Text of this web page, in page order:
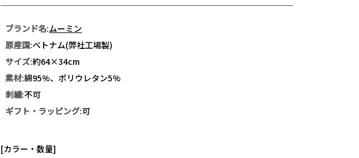
ブランド名:ムーミン
原産国:ベトナム(弊社工場製)
サイズ:約64×34cm
素材:綿95%、ポリウレタン5%
刺繍:不可
ギフト・ラッピング:可
[カラー・数量]